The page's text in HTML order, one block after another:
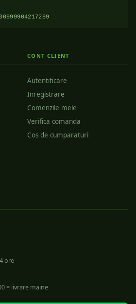
CONT CLIENT
Autentificare
Inregistrare
Comenzile mele
Verifica comanda
Cos de cumparaturi
ore
= livrare maine